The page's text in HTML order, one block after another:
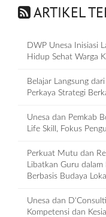
ARTIKEL
DWP Unesa Inisiasi
Hidup Sehat Warga
Belajar Langsung
Perkaya Strategi
Unesa dan Pemkab
Life Skill, Fokus
Perkuat Mutu dan
Libatkan Guru
Berbasis Budaya Lokal
Unesa dan
Kompetensi dan